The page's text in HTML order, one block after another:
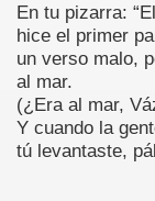
En tu pizarra:
hice el primer
un verso malo,
al mar.
(¿Era al mar,
Y cuando la
tú levantaste,